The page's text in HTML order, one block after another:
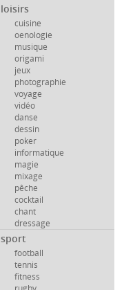
loisirs
cuisine
oenologie
musique
origami
jeux
photographie
voyage
vidéo
danse
dessin
poker
informatique
magie
mixage
pêche
cocktail
chant
dressage
sport
football
tennis
fitness